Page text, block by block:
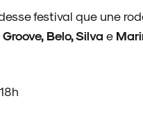
festival que une
Belo, Silva e